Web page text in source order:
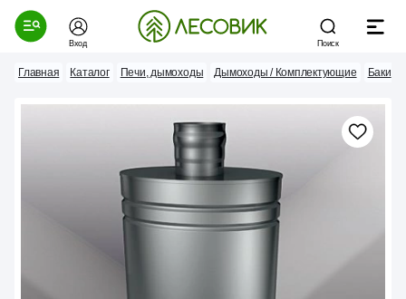
Вход Поиск
Главная Каталог Печи, дымоходы Дымоходы / Комплектующие Баки